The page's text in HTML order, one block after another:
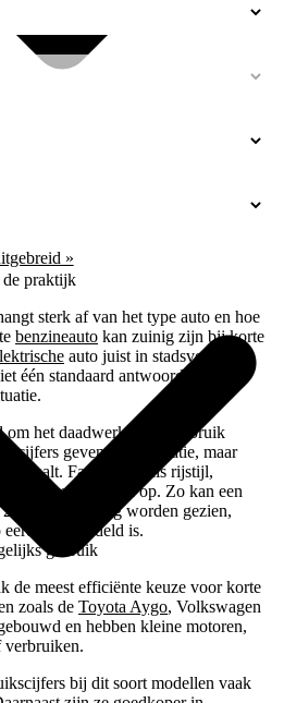
»
de praktijk
sterk af van het type auto en hoe
benzineauto kan zuinig zijn bij korte
auto juist in stadsverkeer
één standaard antwoord, maar
het daadwerkelijke verbruik
geven een indicatie, maar
haalt. Factoren zoals rijstijl,
hier direct invloed op. Zo kan een
rijdt als zuinig worden gezien,
gemiddeld is.
gebruik
de meest efficiënte keuze voor korte
zoals de Toyota Aygo, Volkswagen
en hebben kleine motoren,
verbruiken.
bij dit soort modellen vaak